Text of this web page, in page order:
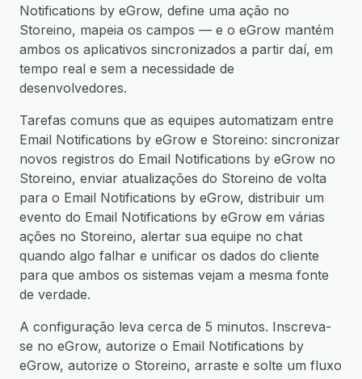
Notifications by eGrow, define uma ação no
Storeino, mapeia os campos — e o eGrow mantém
ambos os aplicativos sincronizados a partir daí, em
tempo real e sem a necessidade de
desenvolvedores.
Tarefas comuns que as equipes automatizam entre
Email Notifications by eGrow e Storeino: sincronizar
novos registros do Email Notifications by eGrow no
Storeino, enviar atualizações do Storeino de volta
para o Email Notifications by eGrow, distribuir um
evento do Email Notifications by eGrow em várias
ações no Storeino, alertar sua equipe no chat
quando algo falhar e unificar os dados do cliente
para que ambos os sistemas vejam a mesma fonte
de verdade.
A configuração leva cerca de 5 minutos. Inscreva-
se no eGrow, autorize o Email Notifications by
eGrow, autorize o Storeino, arraste e solte um fluxo